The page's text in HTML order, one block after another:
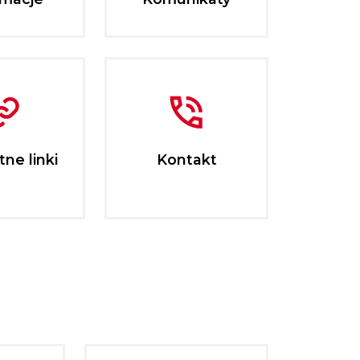
linki Kontakt